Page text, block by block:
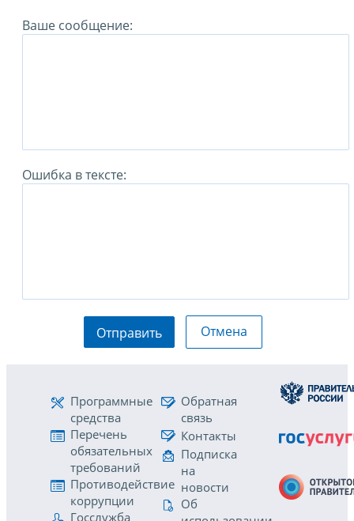
Ваше сообщение:
Ошибка в тексте:
Отправить Отмена
Программные
средства
Перечень
обязательных
требований
Противодействие
коррупции
Госслужба
Обратная
связь
Контакты
Подписка
на
новости
Об